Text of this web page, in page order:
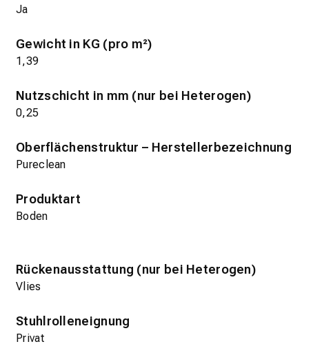
Ja
Gewicht in KG (pro m²)
1,39
Nutzschicht in mm (nur bei Heterogen)
0,25
Oberflächenstruktur – Herstellerbezeichnung
Pureclean
Produktart
Boden
Rückenausstattung (nur bei Heterogen)
Vlies
Stuhlrolleneignung
Privat